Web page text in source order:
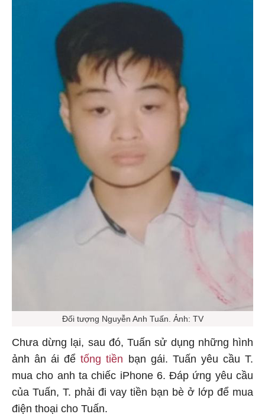
Đối tượng Nguyễn Anh Tuấn. Ảnh: TV
Chưa dừng lại, sau đó, Tuấn sử dụng những hình
ảnh ân ái đểtống tiền bạn gái. Tuấn yêu cầu T.
mua cho anh ta chiếc iPhone 6. Đáp ứng yêu cầu
của Tuấn, T. phải đi vay tiền bạn bè ở lớp để mua
điện thoại cho Tuấn.